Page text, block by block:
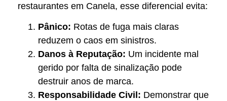
restaurantes em Canela, esse diferencial evita:
Pânico: Rotas de fuga mais claras
reduzem o caos em sinistros.
Danos à Reputação: Um incidente mal
gerido por falta de sinalização pode
destruir anos de marca.
Responsabilidade Civil: Demonstrar que